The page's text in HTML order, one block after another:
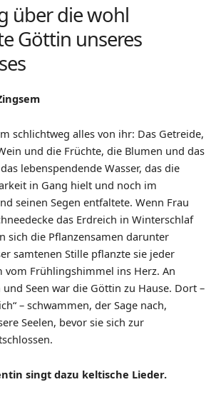
über die wohl
Göttin unseres
schlichtweg alles von ihr: Das Getreide,
und die Früchte, die Blumen und das
lebenspendende Wasser, das die
in Gang hielt und noch im
seinen Segen entfaltete. Wenn Frau
das Erdreich in Winterschlaf
sich die Pflanzensamen darunter
samtenen Stille pflanzte sie jeder
vom Frühlingshimmel ins Herz. An
und Seen war die Göttin zu Hause. Dort –
– schwammen, der Sage nach,
Seelen, bevor sie sich zur
singt dazu keltische Lieder.